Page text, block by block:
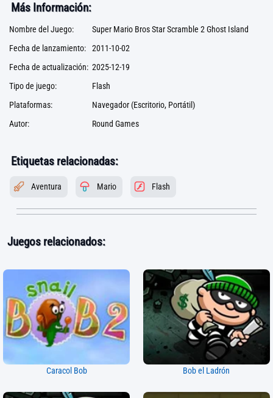
Más Información:
Nombre del Juego:
Super Mario Bros Star Scramble 2 Ghost Island
Fecha de lanzamiento: 2011-10-02
Fecha de actualización: 2025-12-19
Tipo de juego:
Flash
Plataformas:
Navegador (Escritorio, Portátil)
Autor:
Round Games
Etiquetas relacionadas:
Aventura Mario Flash
Juegos relacionados:
Caracol Bob Bob el Ladrón